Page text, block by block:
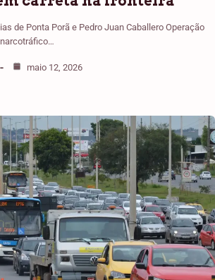
de Ponta Porã e Pedro Juan Caballero Operação
maio 12, 2026